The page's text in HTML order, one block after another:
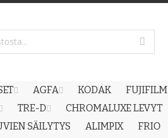
AGFA KODAK FUJIFILM
TRE-D CHROMALUXE LEVYT
SÄILYTYS ALIMPIX FRIO